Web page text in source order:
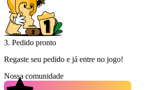
3. Pedido pronto
Regaste seu pedido e já entre no jogo!
Nossa comunidade